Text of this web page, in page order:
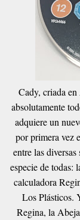
Cady, criada
absolutamente
adquiere un
por primera vez
entre las
especie de todas:
calculadora
Los Plásticos.
Regina, la